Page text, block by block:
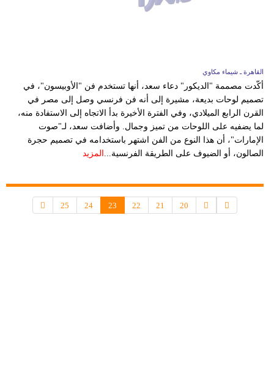
القاهرة ـ شيماء مكاوي
أكّدت مصممة "الديكور" دعاء سعد، أنها تستخدم فن "الأوبيسون"، في
تصميم لوحات بديعة، مشيرة إلى أنه فن فرنسي وصل إلى مصر في
القرن الرابع الميلادي، وفي الفترة الأخيرة بدأ الاتجاه إلى الاستفادة منه،
لما يضفيه على اللوحات من تميز وجمال. وأضافت سعد، لـ"صوت
الإمارات"، أن هذا النوع من الفن اشتهر باستخدامه في تصميم حجرة
الصالون، أو الضيوف على الطريقة الفرنسية... المزيد
20
21
22
23
24
25